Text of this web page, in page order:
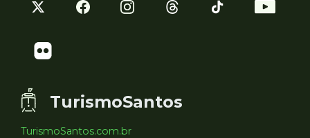
TurismoSantos
TurismoSantos.com.br